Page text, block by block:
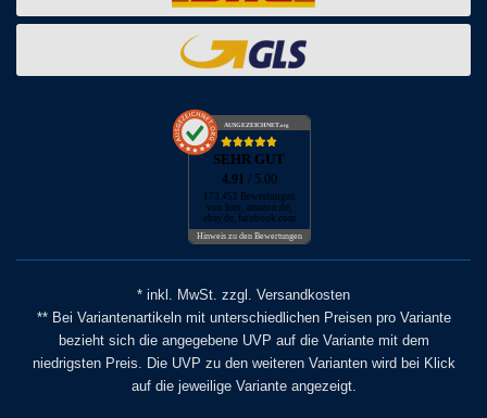
AUSGEZEICHNET.org
SEHR GUT
4.91 / 5.00
173.452 Bewertungen
von hier, amazon.de,
ebay.de, facebook.com
Hinweis zu den Bewertungen
* inkl. MwSt. zzgl. Versandkosten
** Bei Variantenartikeln mit unterschiedlichen Preisen pro Variante
bezieht sich die angegebene UVP auf die Variante mit dem
niedrigsten Preis. Die UVP zu den weiteren Varianten wird bei Klick
auf die jeweilige Variante angezeigt.